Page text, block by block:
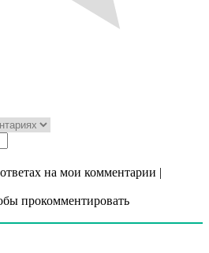
на мои комментарии |
прокомментировать